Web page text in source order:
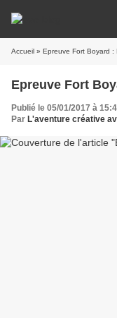
Accueil » Epreuve Fort Boyard :
Epreuve Fort
Publié le 05/01/2017 à
Par L'aventure créative